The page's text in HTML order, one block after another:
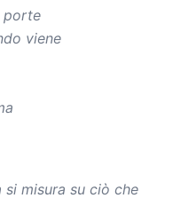
porte
viene
si misura su ciò che